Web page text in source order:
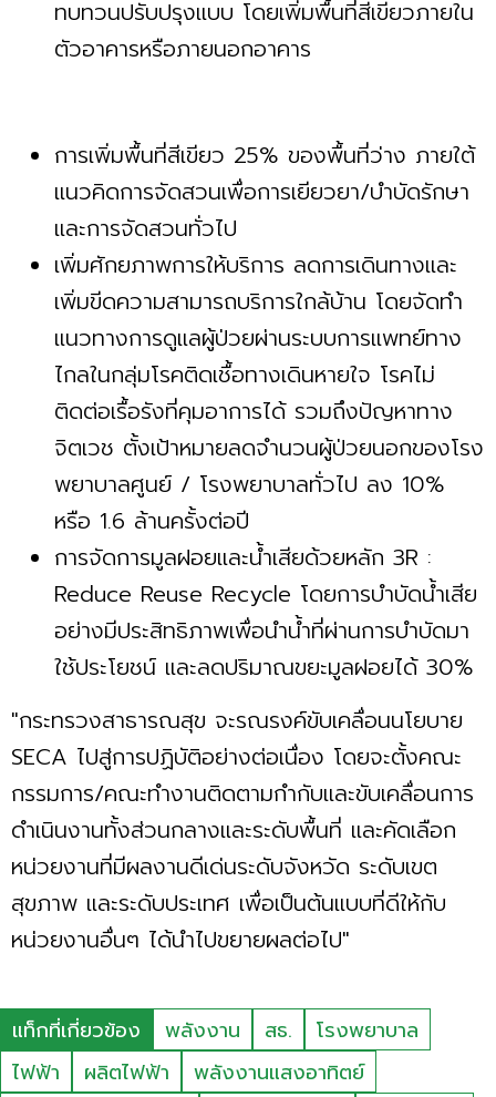
ทบทวนปรับปรุงแบบ โดยเพิ่มพื้นที่สีเขียวภายใน
ตัวอาคารหรือภายนอกอาคาร
การเพิ่มพื้นที่สีเขียว 25% ของพื้นที่ว่าง ภายใต้
แนวคิดการจัดสวนเพื่อการเยียวยา/บำบัดรักษา
และการจัดสวนทั่วไป
เพิ่มศักยภาพการให้บริการ ลดการเดินทางและ
เพิ่มขีดความสามารถบริการใกล้บ้าน โดยจัดทำ
แนวทางการดูแลผู้ป่วยผ่านระบบการแพทย์ทาง
ไกลในกลุ่มโรคติดเชื้อทางเดินหายใจ โรคไม่
ติดต่อเรื้อรังที่คุมอาการได้ รวมถึงปัญหาทาง
จิตเวช ตั้งเป้าหมายลดจำนวนผู้ป่วยนอกของโรง
พยาบาลศูนย์ / โรงพยาบาลทั่วไป ลง 10%
หรือ 1.6 ล้านครั้งต่อปี
การจัดการมูลฝอยและน้ำเสียด้วยหลัก 3R :
Reduce Reuse Recycle โดยการบำบัดน้ำเสีย
อย่างมีประสิทธิภาพเพื่อนำน้ำที่ผ่านการบำบัดมา
ใช้ประโยชน์ และลดปริมาณขยะมูลฝอยได้ 30%
"กระทรวงสาธารณสุข จะรณรงค์ขับเคลื่อนนโยบาย
SECA ไปสู่การปฏิบัติอย่างต่อเนื่อง โดยจะตั้งคณะ
กรรมการ/คณะทำงานติดตามกำกับและขับเคลื่อนการ
ดำเนินงานทั้งส่วนกลางและระดับพื้นที่ และคัดเลือก
หน่วยงานที่มีผลงานดีเด่นระดับจังหวัด ระดับเขต
สุขภาพ และระดับประเทศ เพื่อเป็นต้นแบบที่ดีให้กับ
หน่วยงานอื่นๆ ได้นำไปขยายผลต่อไป"
แท็กที่เกี่ยวข้อง พลังงาน สธ.
โรงพยาบาล
ไฟฟ้า
ผลิตไฟฟ้า
พลังงานแสงอาทิตย์